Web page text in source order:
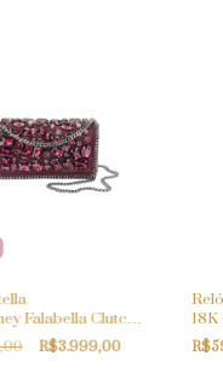
Falabella Clutch
R$3.999,00